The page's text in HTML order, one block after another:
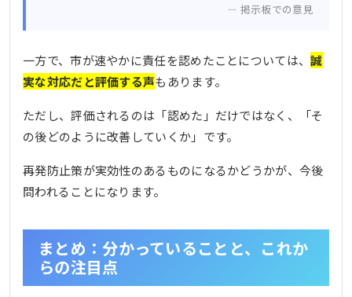
掲示板での意見
一方で、市が速やかに責任を認めたことについては、誠
実な対応だと評価する声もあります。
ただし、評価されるのは「認めた」だけではなく、「そ
の後どのように改善していくか」です。
再発防止策が実効性のあるものになるかどうかが、今後
問われることになります。
まとめ：分かっていることと、これか
らの注目点